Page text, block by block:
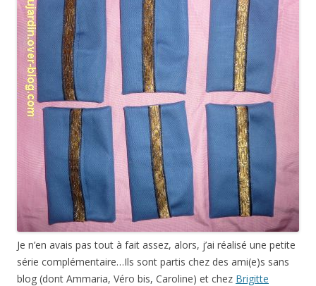
Je n’en avais pas tout à fait assez, alors, j’ai réalisé une petite
série complémentaire…Ils sont partis chez des ami(e)s sans
blog (dont Ammaria, Véro bis, Caroline) et chez Brigitte